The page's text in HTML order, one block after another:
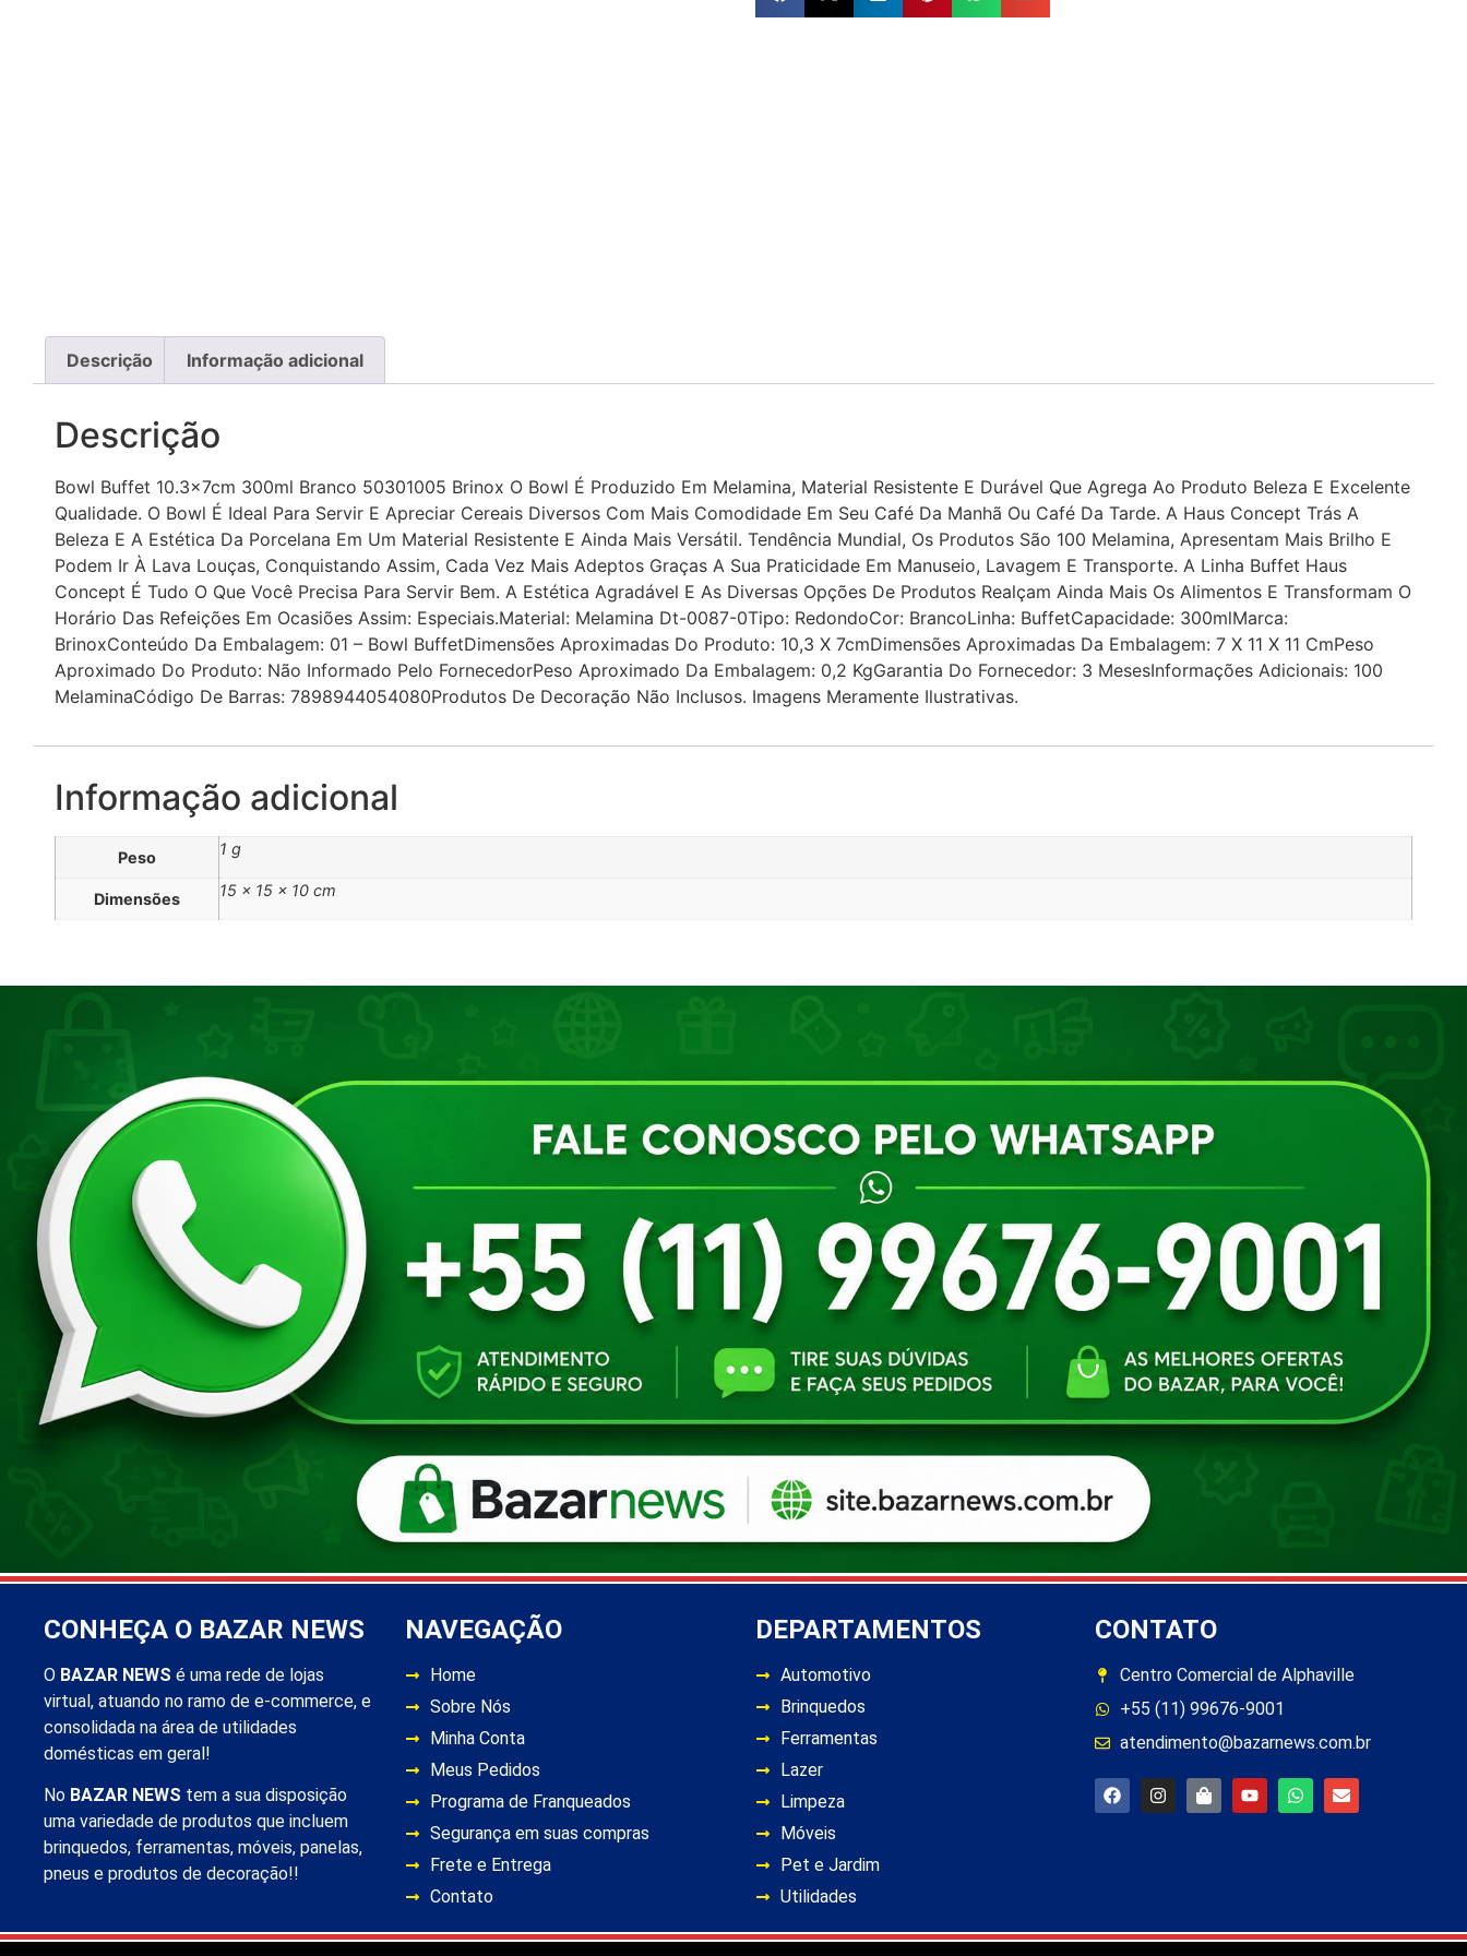
Descrição Informação adicional
Descrição
Bowl Buffet 10.3x7cm 300ml Branco 50301005 Brinox O Bowl É Produzido Em Melamina, Material Resistente E Durável Que Agrega Ao Produto Beleza E Excelente
Qualidade. O Bowl É Ideal Para Servir E Apreciar Cereais Diversos Com Mais Comodidade Em Seu Café Da Manhã Ou Café Da Tarde. A Haus Concept Trás A
Beleza E A Estética Da Porcelana Em Um Material Resistente E Ainda Mais Versátil. Tendência Mundial, Os Produtos São 100 Melamina, Apresentam Mais Brilho E
Podem Ir À Lava Louças, Conquistando Assim, Cada Vez Mais Adeptos Graças A Sua Praticidade Em Manuseio, Lavagem E Transporte. A Linha Buffet Haus
Concept É Tudo O Que Você Precisa Para Servir Bem. A Estética Agradável E As Diversas Opções De Produtos Realçam Ainda Mais Os Alimentos E Transformam O
Horário Das Refeições Em Ocasiões Assim: Especiais.Material: Melamina Dt-0087-0Tipo: RedondoCor: BrancoLinha: BuffetCapacidade: 300mlMarca:
BrinoxConteúdo Da Embalagem: 01 – Bowl BuffetDimensões Aproximadas Do Produto: 10,3 X 7cmDimensões Aproximadas Da Embalagem: 7 X 11 X 11 CmPeso
Aproximado Do Produto: Não Informado Pelo FornecedorPeso Aproximado Da Embalagem: 0,2 KgGarantia Do Fornecedor: 3 MesesInformações Adicionais: 100
MelaminaCódigo De Barras: 7898944054080Produtos De Decoração Não Inclusos. Imagens Meramente Ilustrativas.
Informação adicional
Peso 1 g
Dimensões 15 × 15 × 10 cm
CONHEÇA O BAZAR NEWS
O BAZAR NEWS é uma rede de lojas
virtual, atuando no ramo de e-commerce, e
consolidada na área de utilidades
domésticas em geral!
No BAZAR NEWS tem a sua disposição
uma variedade de produtos que incluem
brinquedos, ferramentas, móveis, panelas,
pneus e produtos de decoração!!
NAVEGAÇÃO
Home
Sobre Nós
Minha Conta
Meus Pedidos
Programa de Franqueados
Segurança em suas compras
Frete e Entrega
Contato
DEPARTAMENTOS
Automotivo
Brinquedos
Ferramentas
Lazer
Limpeza
Móveis
Pet e Jardim
Utilidades
CONTATO
Centro Comercial de Alphaville
+55 (11) 99676-9001
atendimento@bazarnews.com.br